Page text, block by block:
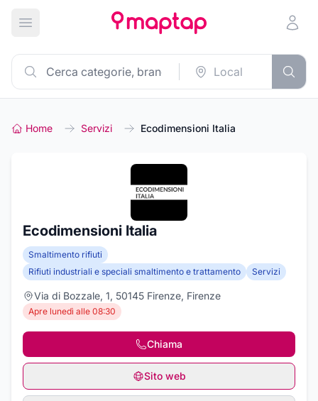
Apri menu principale
Home Servizi Ecodimensioni Italia
Ecodimensioni Italia
Smaltimento rifiuti
Rifiuti industriali e speciali smaltimento e trattamento
Servizi
Via di Bozzale, 1, 50145 Firenze, Firenze
Apre lunedì alle 08:30
Chiama
Sito web